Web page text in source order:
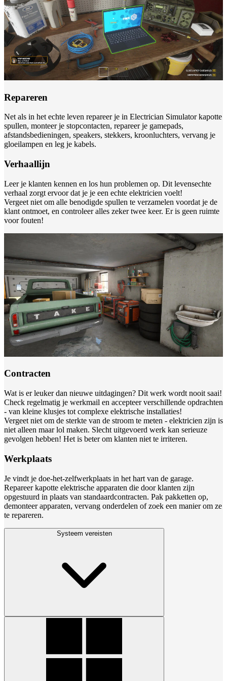
Repareren
Net als in het echte leven repareer je in Electrician Simulator kapotte
spullen, monteer je stopcontacten, repareer je gamepads,
afstandsbedieningen, speakers, stekkers, kroonluchters, vervang je
gloeilampen en leg je kabels.
Verhaallijn
Leer je klanten kennen en los hun problemen op. Dit levensechte
verhaal zorgt ervoor dat je je een echte elektricien voelt!
Vergeet niet om alle benodigde spullen te verzamelen voordat je de
klant ontmoet, en controleer alles zeker twee keer. Er is geen ruimte
voor fouten!
Contracten
Wat is er leuker dan nieuwe uitdagingen? Dit werk wordt nooit saai!
Check regelmatig je werkmail en accepteer verschillende opdrachten
- van kleine klusjes tot complexe elektrische installaties!
Vergeet niet om de sterkte van de stroom te meten - elektricien zijn is
niet alleen maar lol maken. Slecht uitgevoerd werk kan serieuze
gevolgen hebben! Het is beter om klanten niet te irriteren.
Werkplaats
Je vindt je doe-het-zelfwerkplaats in het hart van de garage.
Repareer kapotte elektrische apparaten die door klanten zijn
opgestuurd in plaats van standaardcontracten. Pak pakketten op,
demonteer apparaten, vervang onderdelen of zoek een manier om ze
te repareren.
Systeem vereisten